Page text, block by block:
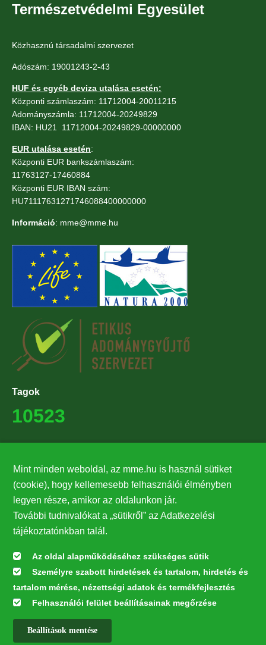
Természetvédelmi Egyesület
Közhasznú társadalmi szervezet
Adószám: 19001243-2-43
HUF és egyéb deviza utalása esetén:
Központi számlaszám: 11712004-20011215
Adományszámla: 11712004-20249829
IBAN: HU21 11712004-20249829-00000000
EUR utalása esetén:
Központi EUR bankszámlaszám:
11763127-17460884
Központi EUR IBAN szám:
HU71117631271746088400000000
Információ: mme@mme.hu
Tagok
10523
27224
Hírlevél feliratkozás
Értesüljön elsőként legfrissebb híreinkről, eseményeinkről!
Feliratkozás
Mint minden weboldal, az mme.hu is használ sütiket
(cookie), hogy kellemesebb felhasználói élményben
legyen része, amikor az oldalunkon jár.
További tudnivalókat a „sütikről” az Adatkezelési
tájékoztatónkban talál.
Az oldal alapműködéséhez szükséges sütik
Személyre szabott hirdetések és tartalom, hirdetés és
tartalom mérése, nézettségi adatok és termékfejlesztés
Felhasználói felület beállításainak megőrzése
Beállítások mentése